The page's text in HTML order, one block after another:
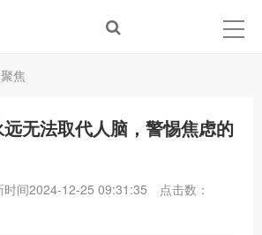
焦
无法取代人脑，警惕焦虑的
时间2024-12-25 09:31:35
点击数：